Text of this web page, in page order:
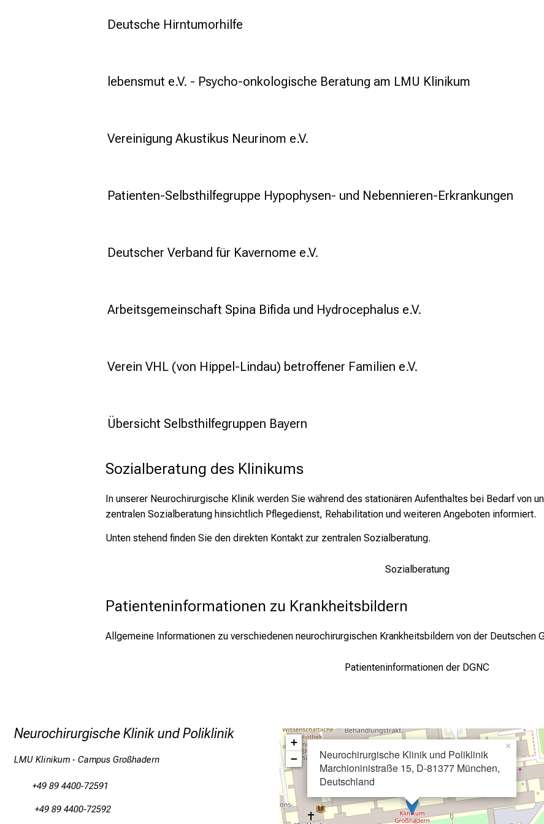
Deutsche Hirntumorhilfe
lebensmut e.V. - Psycho-onkologische Beratung am LMU Klinikum
Vereinigung Akustikus Neurinom e.V.
Patienten-Selbsthilfegruppe Hypophysen- und Nebennieren-Erkrankungen
Deutscher Verband für Kavernome e.V.
Arbeitsgemeinschaft Spina Bifida und Hydrocephalus e.V.
Verein VHL (von Hippel-Lindau) betroffener Familien e.V.
Übersicht Selbsthilfegruppen Bayern
Sozialberatung des Klinikums
In unserer Neurochirurgische Klinik werden Sie während des stationären Aufenthaltes bei Bedarf von
zentralen Sozialberatung hinsichtlich Pflegedienst, Rehabilitation und weiteren Angeboten informiert.
Unten stehend finden Sie den direkten Kontakt zur zentralen Sozialberatung.
Sozialberatung
Patienteninformationen zu Krankheitsbildern
Allgemeine Informationen zu verschiedenen neurochirurgischen Krankheitsbildern von der Deutschen
Patienteninformationen der DGNC
Neurochirurgische Klinik und Poliklinik
LMU Klinikum - Campus Großhadern
+49 89 4400-72591
+49 89 4400-72592
Neurochirurgische Klinik und Poliklinik
Marchioninistraße 15, D-81377 München,
Deutschland
×
+
−